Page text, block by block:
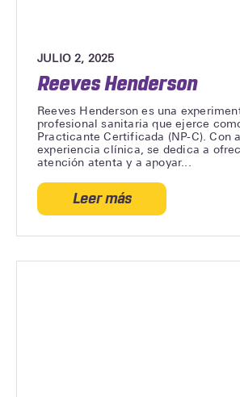
JULIO 2, 2025
Reeves Henderson
Reeves Henderson es una
profesional sanitaria que ejerce
Practicante Certificada (NP-C). Con
experiencia clínica, se dedica a
atención atenta y a apoyar...
Leer más
acerca
Reeves
Henderson